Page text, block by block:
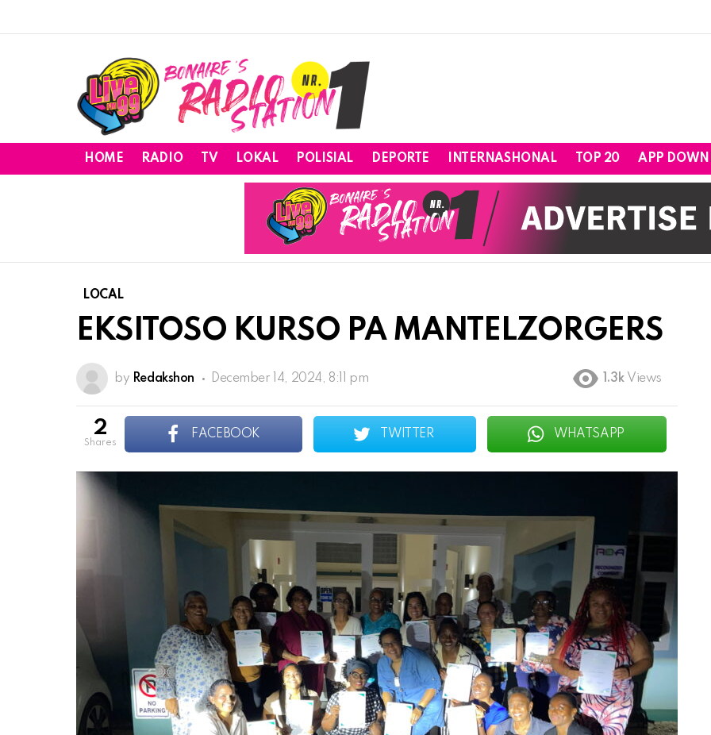
HOME RADIO TV LOKAL POLISIAL DEPORTE INTERNASHONAL TOP 20 APP
LOCAL
EKSITOSO KURSO PA MANTELZORGERS
by Redakshon December 14, 2024, 8:11 pm 1.3k Views
2
shares
FACEBOOK TWITTER WHATSAPP